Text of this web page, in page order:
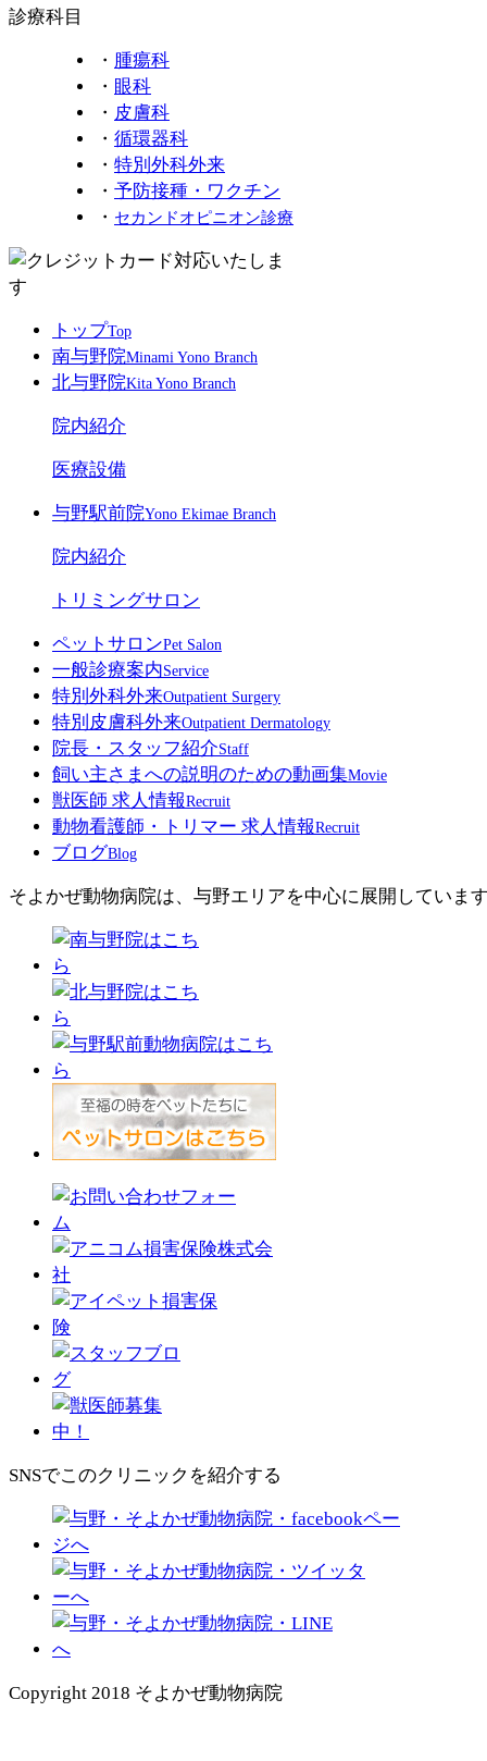
診療科目
・ 腫瘍科
・ 眼科
・ 皮膚科
・ 循環器科
・ 特別外科外来
・ 予防接種・ワクチン
・ セカンドオピニオン診療
トップTop
南与野院Minami Yono Branch
北与野院Kita Yono Branch
院内紹介
医療設備
与野駅前院Yono Ekimae Branch
院内紹介
トリミングサロン
ペットサロンPet Salon
一般診療案内Service
特別外科外来Outpatient Surgery
特別皮膚科外来Outpatient Dermatology
院長・スタッフ紹介Staff
飼い主さまへの説明のための動画集Movie
獣医師 求人情報Recruit
動物看護師・トリマー 求人情報Recruit
ブログBlog
そよかぜ動物病院は、与野エリアを中心に展開していま
SNSでこのクリニックを紹介する
Copyright 2018 そよかぜ動物病院